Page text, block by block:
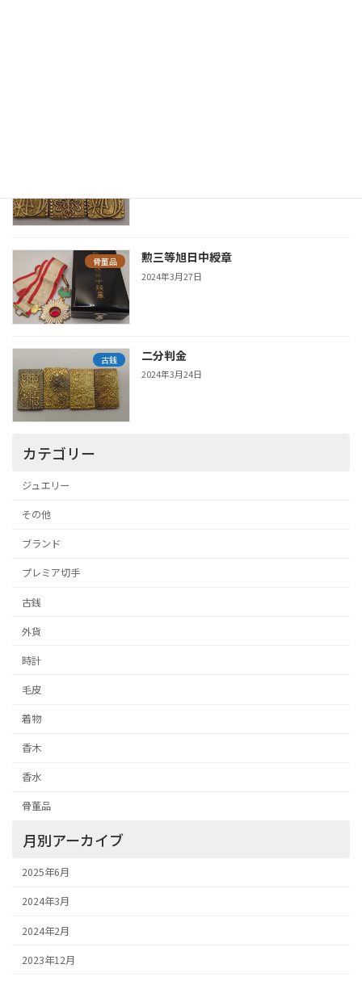
骨董品 勲三等旭日中綬章
2024年3月27日
古銭 二分判金
2024年3月24日
カテゴリー
ジュエリー
その他
ブランド
プレミア切手
古銭
外貨
時計
毛皮
着物
香木
香水
骨董品
月別アーカイブ
2025年6月
2024年3月
2024年2月
2023年12月